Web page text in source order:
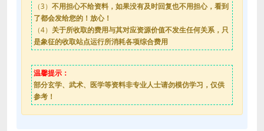
（3） 不用担心不给资料，如果没有及时回复也不用担心，看到
了都会发给您的！放心！
（4） 关于所收取的费用与其对应资源价值不发生任何关系，只
是象征的收取站点运行所消耗各项综合费用
温馨提示：
部分玄学、武术、医学等资料非专业人士请勿模仿学习，仅供
参考！